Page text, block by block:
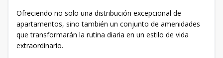
Ofreciendo no solo una distribución excepcional de
apartamentos, sino también un conjunto de amenidades
que transformarán la rutina diaria en un estilo de vida
extraordinario.